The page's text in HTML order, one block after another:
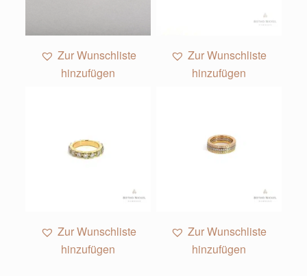
Zur Wunschliste
hinzufügen
Zur Wunschliste
hinzufügen
Zur Wunschliste
hinzufügen
Zur Wunschliste
hinzufügen